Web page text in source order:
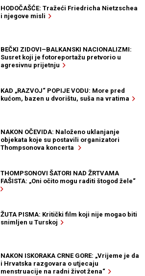
HODOČAŠĆE: Tražeći Friedricha Nietzschea
i njegove misli
BEČKI ZIDOVI–BALKANSKI NACIONALIZMI:
Susret koji je fotoreportažu pretvorio u
agresivnu prijetnju
KAD „RAZVOJ“ POPIJE VODU: More pred
kućom, bazen u dvorištu, suša na vratima
NAKON OČEVIDA: Naloženo uklanjanje
objekata koje su postavili organizatori
Thompsonova koncerta
THOMPSONOVI ŠATORI NAD ŽRTVAMA
FAŠISTA: „Oni očito mogu raditi štogod žele“
ŽUTA PISMA: Kritički film koji nije mogao biti
snimljen u Turskoj
NAKON ISKORAKA CRNE GORE: „Vrijeme je da
i Hrvatska razgovara o utjecaju
menstruacije na radni život žena“